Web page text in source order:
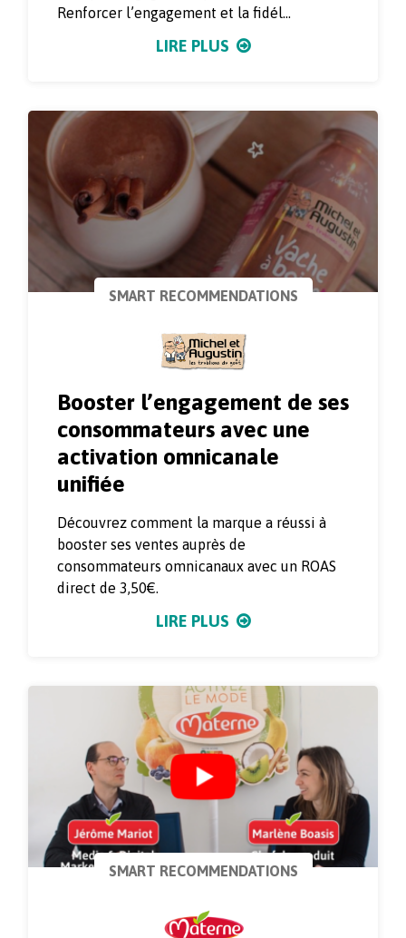
Renforcer l’engagement et la fidél...
LIRE PLUS
SMART RECOMMENDATIONS
Booster l’engagement de ses
consommateurs avec une
activation omnicanale
unifiée
Découvrez comment la marque a réussi à
booster ses ventes auprès de
consommateurs omnicanaux avec un ROAS
direct de 3,50€.
LIRE PLUS
SMART RECOMMENDATIONS